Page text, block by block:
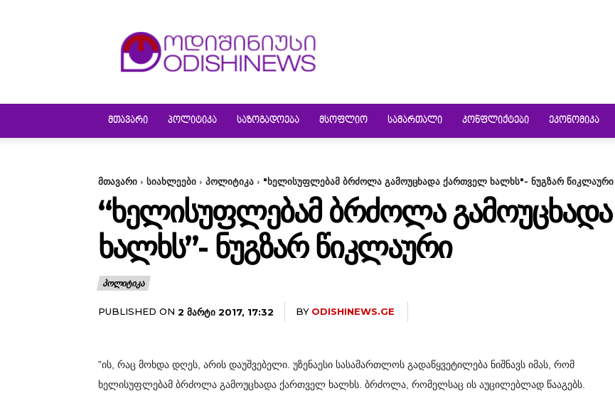
ᲛᲗᲐᲕᲐᲠᲘ ᲞᲝᲚᲘᲢᲘᲙᲐ ᲡᲐᲖᲝᲒᲐᲓᲝᲔᲑᲐ ᲛᲡᲝᲤᲚᲘᲝ ᲡᲐᲛᲐᲠᲗᲐᲚᲘ ᲙᲝᲜᲤᲚᲘᲥᲢᲔᲑᲘ ᲔᲙᲝᲜᲝᲛᲘᲙᲐ
მთავარი სიახლეები პოლიტიკა "ხელისუფლებამ ბრძოლა გამოუცხადა ქართველ ხალხს"- ნუგზარ წიკლაური
“ᲮᲔᲚᲘᲡᲣᲤᲚᲔᲑᲐᲛ ᲑᲠᲫᲝᲚᲐ
ᲮᲐᲚᲮᲡ”- ᲜᲣᲒᲖᲐᲠ ᲬᲘᲙᲚᲐᲣᲠᲘ
ᲞᲝᲚᲘᲢᲘᲙᲐ
PUBLISHED ON 2 ᲛᲐᲠᲢᲘ 2017, 17:32 BY ODISHINEWS.GE
”ის, რაც მოხდა დღეს, არის დაუშვებელი. უზენაესი სასამართლოს გადაწყვეტილება ნიშნავს იმას, რომ
ხელისუფლებამ ბრძოლა გამოუცხადა ქართველ ხალხს. ბრძოლა, რომელსაც ის აუცილებლად წააგებს.